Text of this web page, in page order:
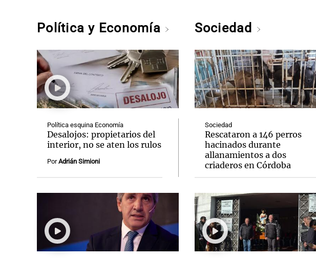
Política y Economía
Política esquina Economía
Desalojos: propietarios del
interior, no se aten los rulos
PorAdrián Simioni
Sociedad
Sociedad
Rescataron a 146 perros
hacinados durante
allanamientos a dos
criaderos en Córdoba